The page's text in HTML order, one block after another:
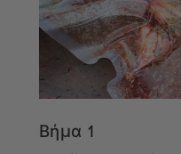
Βήμα 1